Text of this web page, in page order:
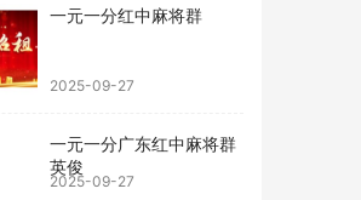
一元一分红中麻将群
2025-09-27
一元一分广东红中麻将群
英俊
2025-09-27